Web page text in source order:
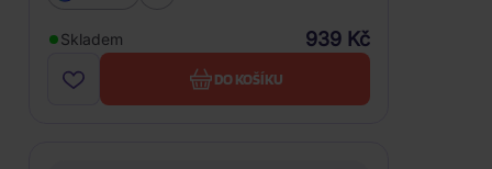
Skladem 939 Kč
DO KOŠÍKU